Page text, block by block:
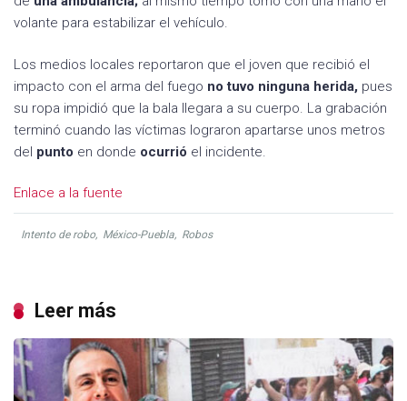
volante para estabilizar el vehículo.
Los medios locales reportaron que el joven que recibió el
impacto con el arma del fuego no tuvo ninguna herida, pues
su ropa impidió que la bala llegara a su cuerpo. La grabación
terminó cuando las víctimas lograron apartarse unos metros
del punto en donde ocurrió el incidente.
Enlace a la fuente
Intento de robo, México-Puebla, Robos
Leer más